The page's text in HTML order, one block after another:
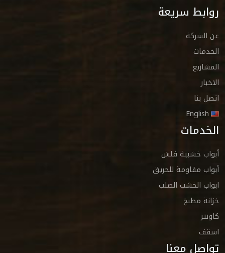
روابط سريعة
عن الشركة
الخدمات
المشاريع
الاخبار
اتصل بنا
English
الخدمات
أبواب خشبية فلش
أبواب مقاومة للحريق
ابواب الخشب الصلب
خزانة مطبخ
كاونتر
اسقف
تواصل معنا